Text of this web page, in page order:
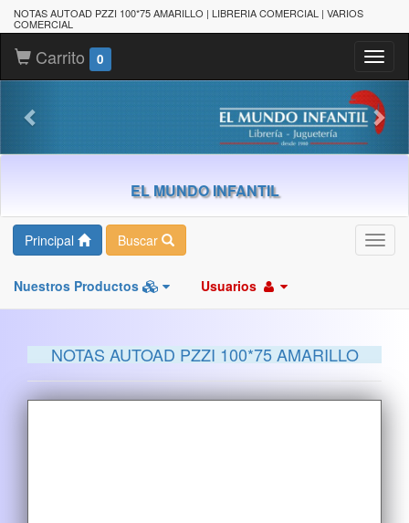
NOTAS AUTOAD PZZI 100*75 AMARILLO | LIBRERIA COMERCIAL | VARIOS
COMERCIAL
Carrito 0
EL MUNDO INFANTIL
Principal Buscar
Nuestros Productos Usuarios
NOTAS AUTOAD PZZI 100*75 AMARILLO